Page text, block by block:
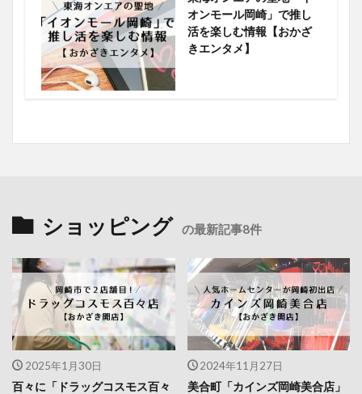
オンモール岡崎」で推し
活を楽しむ情報【おかざ
きエンタメ】
ショッピング の最新記事8件
2025年1月30日
百々に「ドラッグコスモス百々
2024年11月27日
美合町「カインズ岡崎美合店」